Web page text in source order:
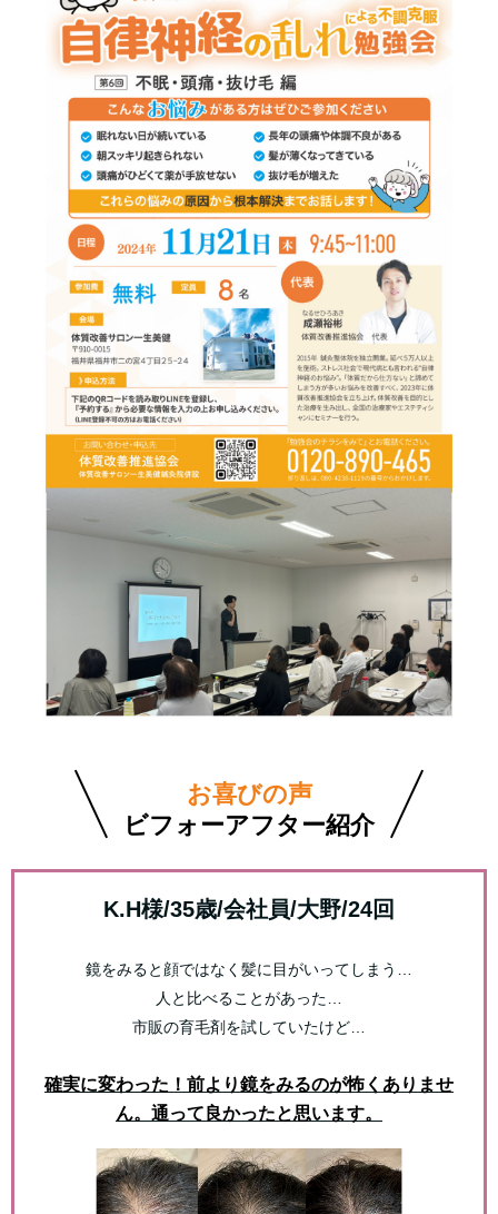
お喜びの声
ビフォーアフター紹介
K.H様/35歳/会社員/大野/24回
鏡をみると顔ではなく髪に目がいってしまう…
人と比べることがあった…
市販の育毛剤を試していたけど…
確実に変わった！前より鏡をみるのが怖くありませ
ん。通って良かったと思います。